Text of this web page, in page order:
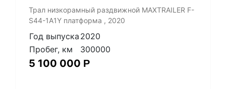
Трал низкорамный раздвижной MAXTRAILER F-
S44-1A1Y платформа , 2020
Год выпуска 2020
Пробег, км
300000
5 100 000 Р